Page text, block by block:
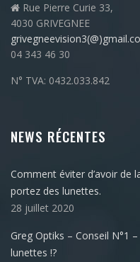
Rue Pierre Curie 33,
4030 GRIVEGNEE
04 343 46 30
N° TVA: 0432.033.842
NEWS RÉCENTES
Comment éviter d’avoir de
portez des lunettes.
28 juillet 2020
Greg Optiks – Conseil N°1
lunettes !?